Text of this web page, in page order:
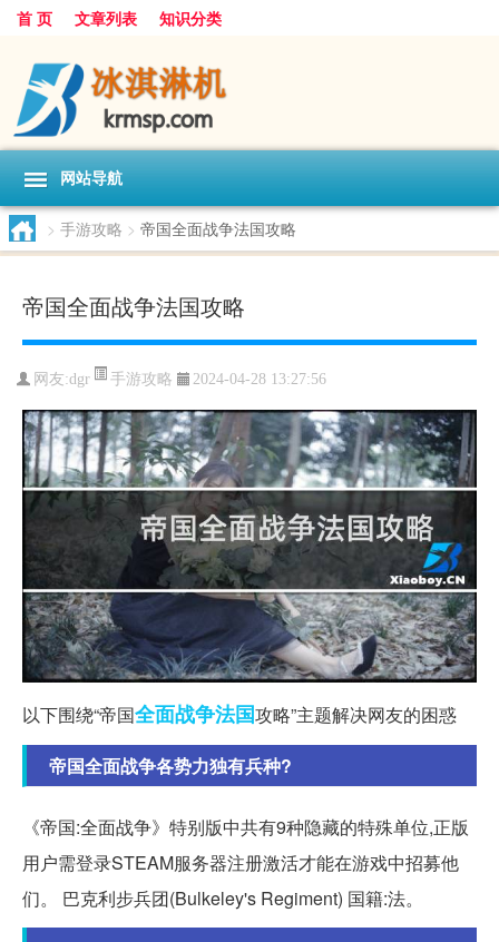
首 页 文章列表 知识分类
网站导航
> 手游攻略 > 帝国全面战争法国攻略
帝国全面战争法国攻略
网友:dgr 手游攻略 2024-04-28 13:27:56
以下围绕“帝国全面战争法国攻略”主题解决网友的困惑
帝国全面战争各势力独有兵种?
《帝国:全面战争》特别版中共有9种隐藏的特殊单位,正版
用户需登录STEAM服务器注册激活才能在游戏中招募他
们。 巴克利步兵团(Bulkeley's Regiment) 国籍:法。